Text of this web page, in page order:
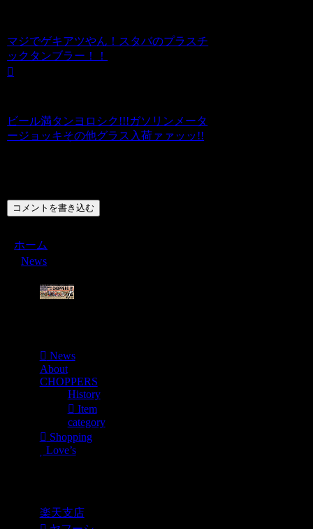
マジでゲキアツやん！スタバのプラスチ
ックタンブラー！！
ビール満タンヨロシク!!!ガソリンメータ
ージョッキその他グラス入荷ァァッッ!!
コメントを書き込む
ホーム
News
News
About
CHOPPERS
History
Item
category
Shopping
Love’s
楽天支店